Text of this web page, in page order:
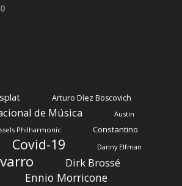
Arturo Díez Boscovich
de Música
Austin
Philharmonic
Constantino
Covid-19 Danny Elfman
Dirk Brossé
Ennio Morricone